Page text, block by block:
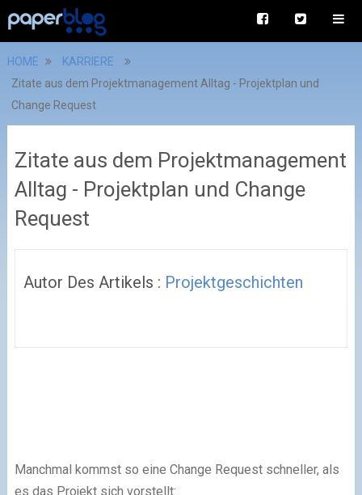
HOME
KARRIERE
Zitate aus dem Projektmanagement Alltag - Projektplan und
Change Request
Zitate aus dem Projektmanagement
Alltag - Projektplan und Change
Request
Autor Des Artikels : Projektgeschichten
Manchmal kommst so eine Change Request schneller, als
es das Projekt sich vorstellt: